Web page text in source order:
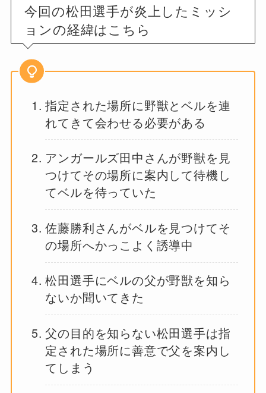
今回の松田選手が炎上したミッシ
ョンの経緯はこちら
指定された場所に野獣とベルを連
れてきて会わせる必要がある
アンガールズ田中さんが野獣を見
つけてその場所に案内して待機し
てベルを待っていた
佐藤勝利さんがベルを見つけてそ
の場所へかっこよく誘導中
松田選手にベルの父が野獣を知ら
ないか聞いてきた
父の目的を知らない松田選手は指
定された場所に善意で父を案内し
てしまう